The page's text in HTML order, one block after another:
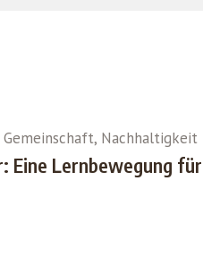
Gemeinschaft, Nachhaltigkeit
Eine Lernbewegung